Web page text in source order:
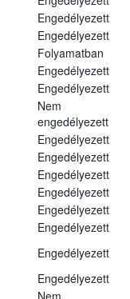
Engedélyezett
Engedélyezett
Folyamatban
Engedélyezett
Engedélyezett
Nem
engedélyezett
Engedélyezett
Engedélyezett
Engedélyezett
Engedélyezett
Engedélyezett
Engedélyezett
Engedélyezett
Engedélyezett